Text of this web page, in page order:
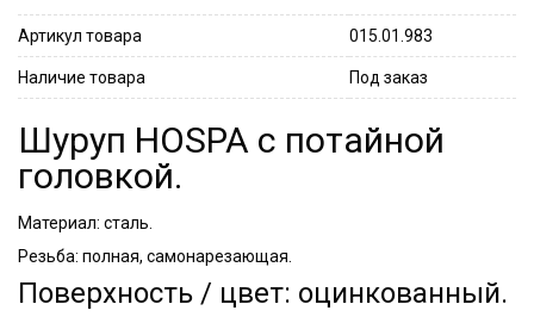
Артикул товара 015.01.983
Наличие товара Под заказ
Шуруп HOSPA с потайной
головкой.
Материал: сталь.
Резьба: полная, самонарезающая.
Поверхность / цвет: оцинкованный.